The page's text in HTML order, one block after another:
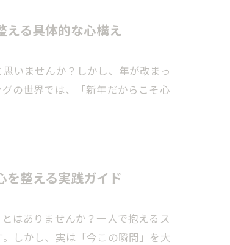
える具体的な心構え
いませんか？しかし、年が改まっ
の世界では、「新年だからこそ心
整える実践ガイド
はありませんか？一人で抱えるス
しかし、実は「今この瞬間」を大